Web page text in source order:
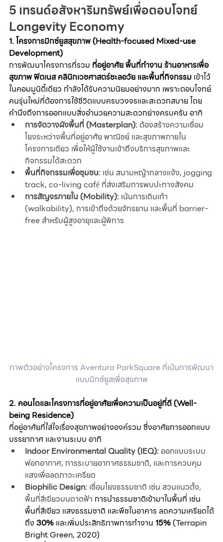
5 เทรนด์อสังหาริมทรัพย์เพื่อตอบโจทย์
Longevity Economy
1. โครงการมิกซ์ยูสสุขภาพ (Health-focused Mixed-use
Development)
การพัฒนาโครงการที่รวม ที่อยู่อาศัย พื้นที่ทำงาน ร้านอาหารเพื่อ
สุขภาพ ฟิตเนส คลินิกเวชศาสตร์ชะลอวัย และพื้นที่กิจกรรม เข้าไว้
ในคอมมูนิตี้เดียว กำลังได้รับความนิยมอย่างมาก เพราะตอบโจทย์
คนรุ่นใหม่ที่ต้องการใช้ชีวิตแบบครบวงจรและสะดวกสบาย โดย
คำนึงถึงการออกแบบสิ่งอำนวยความสะดวกย่างครบครัน อาทิ
การจัดวางผังพื้นที่ (Masterplan): ต้องสร้างความเชื่อม
โยงระหว่างพื้นที่อยู่อาศัย พาณิชย์ และสุขภาพภายใน
โครงการเดียว เพื่อให้ผู้ใช้งานเข้าถึงบริการสุขภาพและ
กิจกรรมได้สะดวก
พื้นที่กิจกรรมเพื่อชุมชน: เช่น สนามหญ้ากลางแจ้ง, jogging
track, co-living café ที่ส่งเสริมการพบปะทางสังคม
การสัญจรภายใน (Mobility): เน้นการเดินเท้า
(walkability), การเข้าถึงด้วยจักรยาน และพื้นที่ barrier-
free สำหรับผู้สูงอายุและผู้พิการ
ภาพตัวอย่างโครงการ Aventura ParkSquare ที่เน้นการพัฒนา
แบบมิกซ์ยูสเพื่อสุขภาพ
2. คอนโดและโครงการที่อยู่อาศัยเพื่อความเป็นอยู่ที่ดี (Well-
being Residence)
ที่อยู่อาศัยที่ใส่ใจเรื่องสุขภาพอย่างองค์รวม ซึ่งอาศัยการออกแบบ
บรรยากาศ และงานระบบ อาทิ
Indoor Environmental Quality (IEQ): ออกแบบระบบ
ฟอกอากาศ, การระบายอากาศธรรมชาติ, และการควบคุม
แสงเพื่อลดภาวะเครียด
Biophilic Design: เชื่อมโยงธรรมชาติ เช่น สวนแนวตั้ง,
พื้นที่สีเขียวบนดาดฟ้า การนำธรรมชาติเข้ามาในพื้นที่ เช่น
พื้นที่สีเขียว แสงธรรมชาติ และพืชในอาคาร ลดความเครียดได้
ถึง 30% และเพิ่มประสิทธิภาพการทำงาน 15% (Terrapin
Bright Green, 2020)